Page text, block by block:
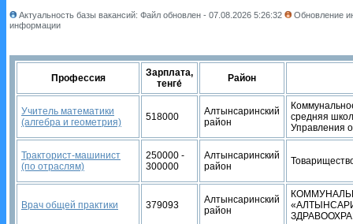
Актуальность базы вакансий: Файл обновлен - 07.08.2026 5:26:32
Обновление
информации
Профессия
Зарплата,
тенге́
Район
Учитель математики
(алгебра и геометрия)
518000
Алтынсаринский
район
средняя
Управления
Тракторист-машинист
(по отраслям)
250000 -
300000
Алтынсаринский
район
Врач общей практики 379093
Алтынсаринский
район